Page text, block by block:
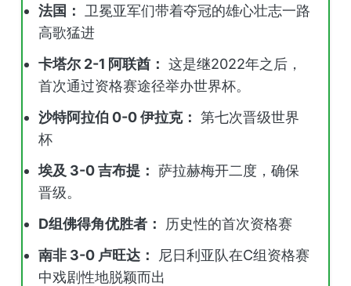
法国：
卫冕亚军们带着夺冠的雄心壮志一路
高歌猛进
卡塔尔 2-1 阿联酋： 这是继2022年之后，
首次通过资格赛途径举办世界杯。
沙特阿拉伯 0-0 伊拉克： 第七次晋级世界
杯
埃及 3-0 吉布提： 萨拉赫梅开二度，确保
晋级。
D组佛得角优胜者：
历史性的首次资格赛
南非 3-0 卢旺达：
尼日利亚队在C组资格赛
中戏剧性地脱颖而出